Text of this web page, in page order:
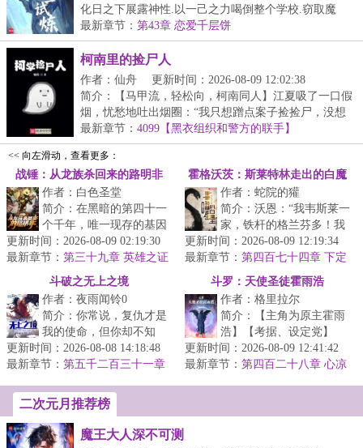
化日之下展露神性.以一己之力喝倒整个学校.窃取魔
法...
最新章节： 第43章 恋爱千层饼
柯南里的捡尸人
作者：仙舟
更新时间：2026-08-09 12:02:38
简介：【马甲流，轻松向，柯南同人】江夏吸了一口假
烟，忧愁地吐出烟圈：“我只想蹭点案子捡捡尸，没想
到...
最新章节： 4099【黑衣组织和警方的联手】
<< 向左滑动，查看更多：
战锤：从龙族杀回来的路明非
作者：白色圣堂
简介：在黑暗的第四十一
个千年，唯一现存的基因
原体罗伯特.基里曼从一万
年的静滞中醒来，看到了
昔日的人...
更新时间：2026-08-09 02:19:30
最新章节： 第三十九章 英雄之证
霍格沃茨：斯莱特林走出的白魔
王
作者：蛇院的獾
简介：沃恩：“我韦斯莱一
家，铁杆的格兰芬多！我
被分去斯莱特林完全是分
院帽的问题，和我有什么
关系？收...
更新时间：2026-08-09 12:19:34
最新章节： 第四百七十四章 下定
决心的金妮！
斗破之无上之境
作者：夜雨闻铃0
简介：你常说，复仇才是
我的使命，但你却不知
道，守护你，才是我一生
的宿命等级制度：斗帝、
更新时间：2026-08-08 14:18:48
最新章节： 第五千二百三十一章
斗罗：天使圣徒霍雨浩
作者：格里拉尔
简介：【主角为原主霍雨
浩】【考据、设定党】
【默认绝大多数读者了解
世界观/看过原著，部分情
更新时间：2026-08-09 12:41:42
最新章节： 第四百二十八章 心凉
二次元月推荐榜
魔王大人深不可测